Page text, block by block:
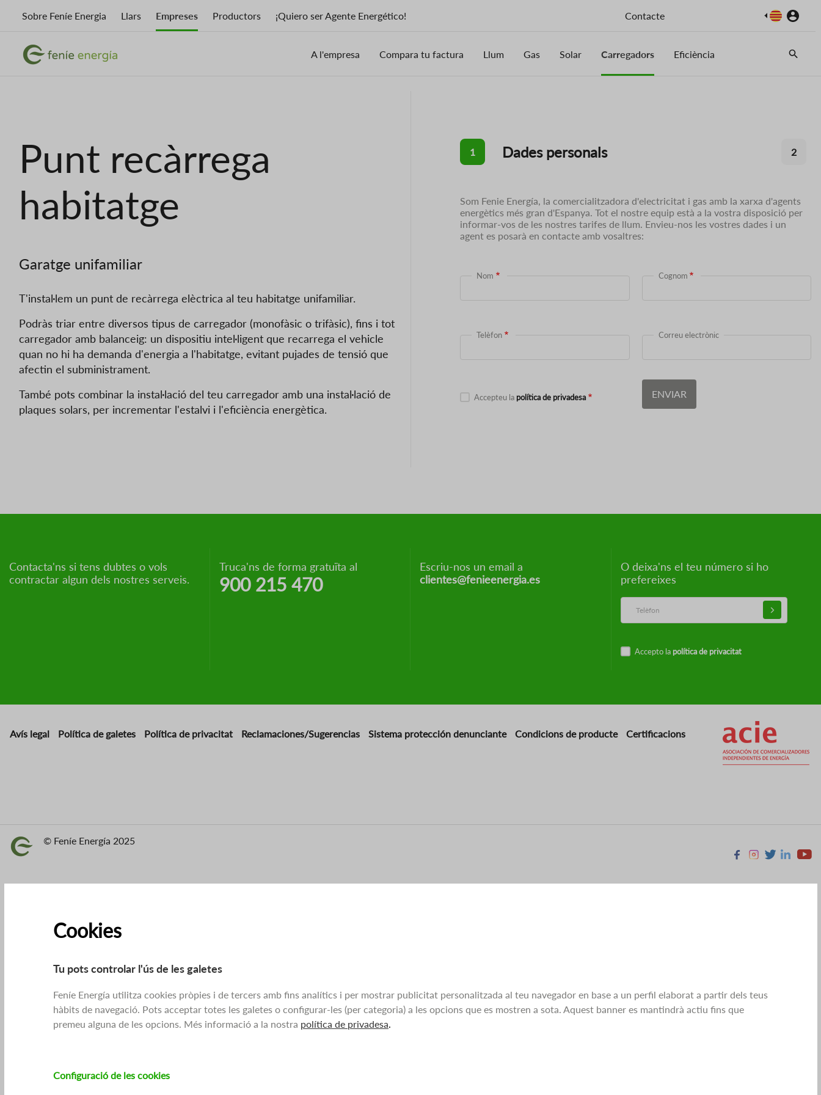
Sobre Feníe Energia Llars Empreses Productors ¡Quiero ser Agente Energético! Contacte Imatge
ImatgeImatge A l'empresa Compara tu factura Llum Gas Solar Carregadors Eficiència
Punt recàrrega
habitatge
Garatge unifamiliar
T'instal·lem un punt de recàrrega elèctrica al teu habitatge unifamiliar.
Podràs triar entre diversos tipus de carregador (monofàsic o trifàsic), fins i tot
carregador amb balanceig: un dispositiu intel·ligent que recarrega el vehicle
quan no hi ha demanda d'energia a l'habitatge, evitant pujades de tensió que
afectin el subministrament.
També pots combinar la instal·lació del teu carregador amb una instal·lació de
plaques solars, per incrementar l'estalvi i l'eficiència energètica.
1 Dades personals 2
Som Fenie Energía, la comercialitzadora d'electricitat i gas amb la xarxa d'agents
energètics més gran d'Espanya. Tot el nostre equip està a la vostra disposició per
informar-vos de les nostres tarifes de llum. Envieu-nos les vostres dades i un
agent es posarà en contacte amb vosaltres:
Nom Cognom
Telèfon Correu electrònic
Accepteu la política de privadesa
Contacta'ns si tens dubtes o vols
contractar algun dels nostres serveis.
Truca'ns de forma gratuïta al
900 215 470
Escriu-nos un email a
clientes@fenieenergia.es
O deixa'ns el teu número si ho
prefereixes
Accepto la política de privacitat
Avís legal Política de galetes Política de privacitat Reclamaciones/Sugerencias Sistema protección denunciante Condicions de producte Certificacions
Imatge © Feníe Energía 2025
Facebook
Instagram
X Linkedin
Cookies
Tu pots controlar l'ús de les galetes
Feníe Energía utilitza cookies pròpies i de tercers amb fins analítics i per mostrar publicitat personalitzada al teu navegador en base a un perfil elaborat a partir dels teus
hàbits de navegació. Pots acceptar totes les galetes o configurar-les (per categoria) a les opcions que es mostren a sota. Aquest banner es mantindrà actiu fins que
premeu alguna de les opcions. Més informació a la nostra política de privadesa.
Configuració de les cookies